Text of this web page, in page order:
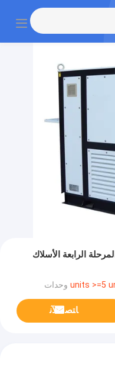
100 كيلوواط 400 فولت 50 هرتز 3 المرحلة الرابعة الأسلاك
ﺎﺘﺼﻟ ﺍﻶﻧ